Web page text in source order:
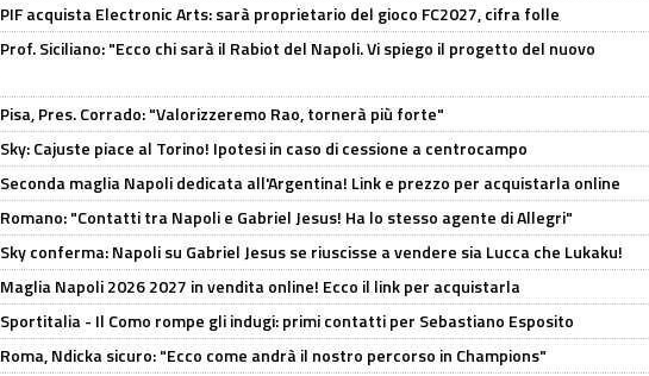
PIF acquista Electronic Arts: sarà proprietario del gioco FC2027, cifra folle
Prof. Siciliano: "Ecco chi sarà il Rabiot del Napoli. Vi spiego il progetto del nuovo
Pisa, Pres. Corrado: "Valorizzeremo Rao, tornerà più forte"
Sky: Cajuste piace al Torino! Ipotesi in caso di cessione a centrocampo
Seconda maglia Napoli dedicata all'Argentina! Link e prezzo per acquistarla online
Romano: "Contatti tra Napoli e Gabriel Jesus! Ha lo stesso agente di Allegri"
Sky conferma: Napoli su Gabriel Jesus se riuscisse a vendere sia Lucca che Lukaku!
Maglia Napoli 2026 2027 in vendita online! Ecco il link per acquistarla
Sportitalia - Il Como rompe gli indugi: primi contatti per Sebastiano Esposito
Roma, Ndicka sicuro: "Ecco come andrà il nostro percorso in Champions"